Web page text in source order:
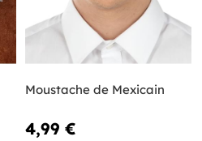
Moustache de Mexicain
4,99 €